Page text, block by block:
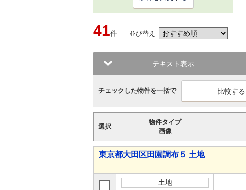
41件 並び替え
テキスト表示
チェックした物件を一括で
選択
物件タイプ
画像
東京都大田区田園調布５ 土地
土地